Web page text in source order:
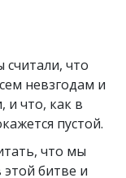
считали, что
невзгодам и
и что, как в
пустой.
что мы
битве и